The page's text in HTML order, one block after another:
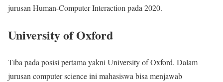
jurusan Human-Computer Interaction pada 2020.
University of Oxford
Tiba pada posisi pertama yakni University of Oxford. Dalam
jurusan computer science ini mahasiswa bisa menjawab